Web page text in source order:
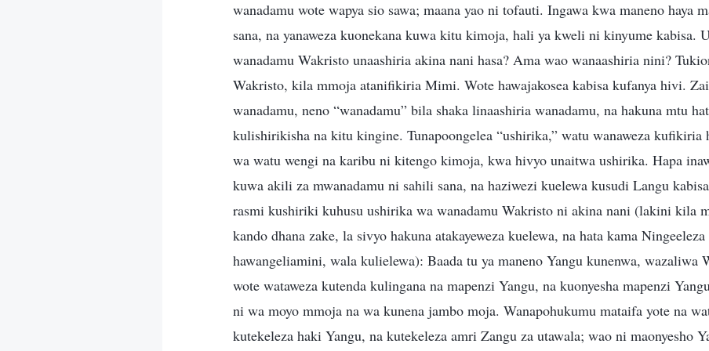
wanadamu wote wapya sio sawa; maana yao ni tofauti. Ingawa kwa maneno haya
sana, na yanaweza kuonekana kuwa kitu kimoja, hali ya kweli ni kinyume kabisa.
wanadamu Wakristo unaashiria akina nani hasa? Ama wao wanaashiria nini?
Wakristo, kila mmoja atanifikiria Mimi. Wote hawajakosea kabisa kufanya hivi.
wanadamu, neno “wanadamu” bila shaka linaashiria wanadamu, na hakuna mtu
kulishirikisha na kitu kingine. Tunapoongelea “ushirika,” watu wanaweza kufikiria
wa watu wengi na karibu ni kitengo kimoja, kwa hivyo unaitwa ushirika. Hapa
kuwa akili za mwanadamu ni sahili sana, na haziwezi kuelewa kusudi Langu
rasmi kushiriki kuhusu ushirika wa wanadamu Wakristo ni akina nani (lakini kila
kando dhana zake, la sivyo hakuna atakayeweza kuelewa, na hata kama
hawangeliamini, wala kulielewa): Baada tu ya maneno Yangu kunenwa, wazaliwa
wote wataweza kutenda kulingana na mapenzi Yangu, na kuonyesha mapenzi
ni wa moyo mmoja na wa kunena jambo moja. Wanapohukumu mataifa yote na
kutekeleza haki Yangu, na kutekeleza amri Zangu za utawala; wao ni maonyesho